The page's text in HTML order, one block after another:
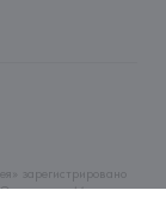
зарегистрировано
г. Минск, ул.